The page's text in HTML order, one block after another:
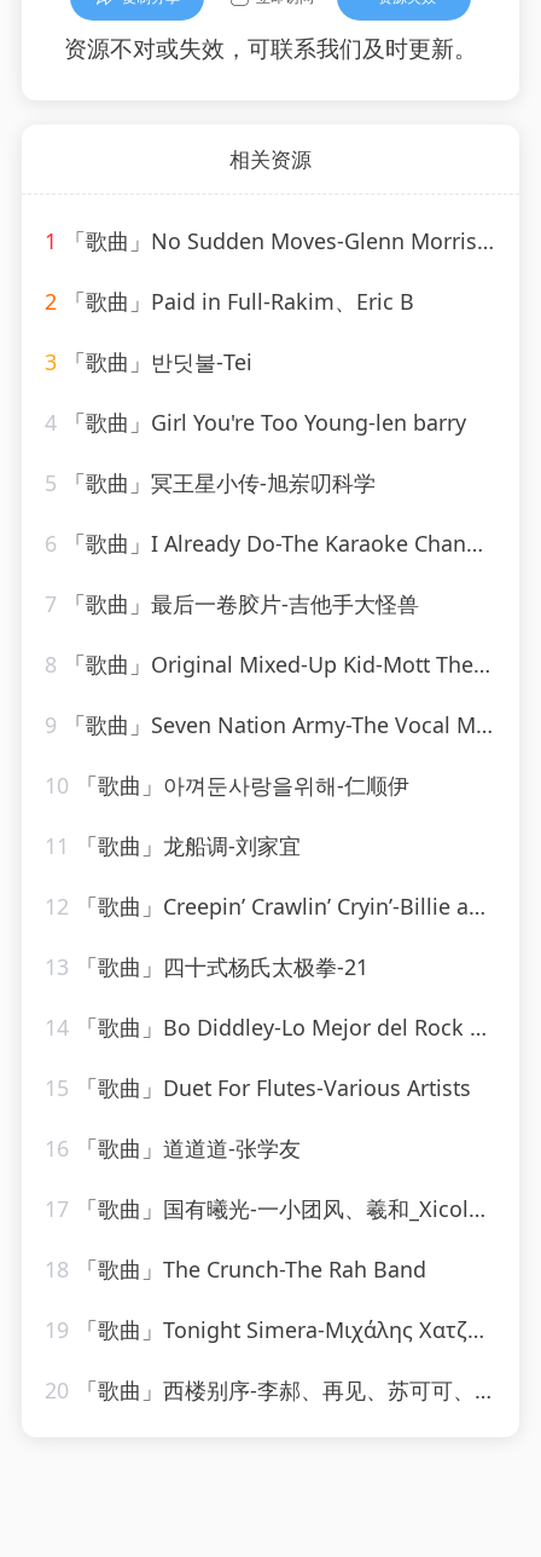
资源不对或失效，可联系我们及时更新。
相关资源
1 「歌曲」No Sudden Moves-Glenn Morrison
2 「歌曲」Paid in Full-Rakim、Eric B
3 「歌曲」반딧불-Tei
4 「歌曲」Girl You're Too Young-len barry
5 「歌曲」冥王星小传-旭岽叨科学
6 「歌曲」I Already Do-The Karaoke Channel
7 「歌曲」最后一卷胶片-吉他手大怪兽
8 「歌曲」Original Mixed-Up Kid-Mott The Hoople
9 「歌曲」Seven Nation Army-The Vocal Masters
10 「歌曲」아껴둔사랑을위해-仁顺伊
11 「歌曲」龙船调-刘家宜
12 「歌曲」Creepin’ Crawlin’ Cryin’-Billie and Lillie
13 「歌曲」四十式杨氏太极拳-21
14 「歌曲」Bo Diddley-Lo Mejor del Rock de los 50
15 「歌曲」Duet For Flutes-Various Artists
16 「歌曲」道道道-张学友
17 「歌曲」国有曦光-一小团风、羲和_Xicole、洵风、之玄、孩子吃嘛找嘛去、公子祸水、颜柒CY、远平新、黄泊霖、浔漪Hazy
18 「歌曲」The Crunch-The Rah Band
19 「歌曲」Tonight Simera-Μιχάλης Χατζηγιάννης
20 「歌曲」西楼别序-李郝、再见、苏可可、圈妹